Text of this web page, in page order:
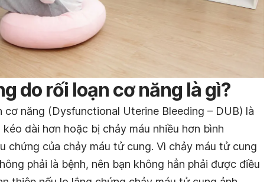
do rối loạn cơ năng là gì?
năng (Dysfunctional Uterine Bleeding – DUB) là
dài hơn hoặc bị chảy máu nhiều hơn bình
chứng của chảy máu tử cung. Vì chảy máu tử cung
phải là bệnh, nên bạn không hẳn phải được điều